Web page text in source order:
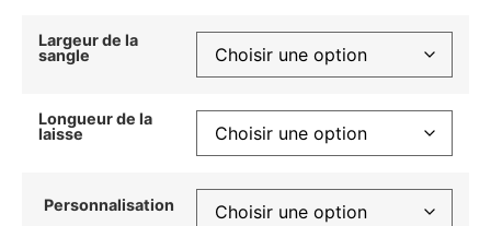
Largeur de la
sangle
Longueur de la
laisse
Personnalisation